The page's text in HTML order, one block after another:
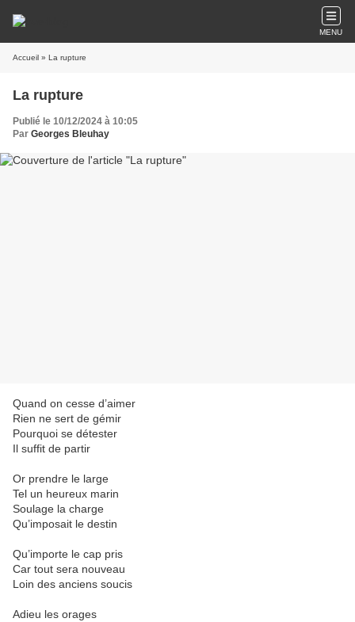
MENU
Accueil » La rupture
La rupture
Publié le 10/12/2024 à 10:05
Par Georges Bleuhay
Quand on cesse d’aimer
Rien ne sert de gémir
Pourquoi se détester
Il suffit de partir
Or prendre le large
Tel un heureux marin
Soulage la charge
Qu’imposait le destin
Qu’importe le cap pris
Car tout sera nouveau
Loin des anciens soucis
Adieu les orages